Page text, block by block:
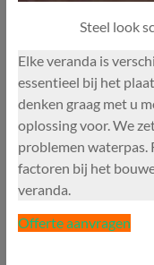
Steel look
Elke veranda is
essentieel bij het
denken graag met u
oplossing voor. We
problemen waterpas.
factoren bij het
veranda.
Offerte aanvragen